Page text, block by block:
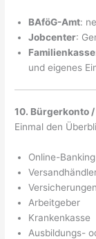
BAföG-Amt:
Jobcenter:
Familienkasse
und eigenes
10. Bürgerkonto
Einmal den
Online-Banking
Versicherungen
Arbeitgeber
Krankenkasse
Ausbildungs-